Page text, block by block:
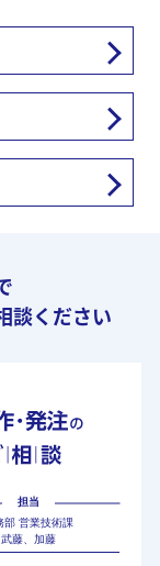
談ください
担当
部 営業技術課
武藤、加藤